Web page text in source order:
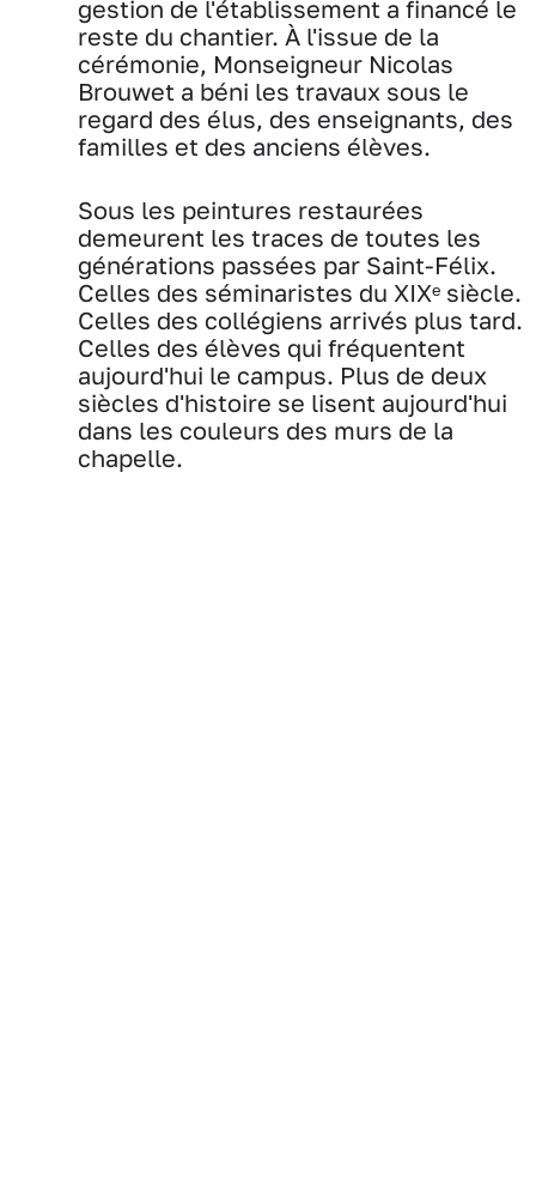
gestion de l'établissement a financé le
reste du chantier. À l'issue de la
cérémonie, Monseigneur Nicolas
Brouwet a béni les travaux sous le
regard des élus, des enseignants, des
familles et des anciens élèves.
Sous les peintures restaurées
demeurent les traces de toutes les
générations passées par Saint-Félix.
Celles des séminaristes du XIXᵉ siècle.
Celles des collégiens arrivés plus tard.
Celles des élèves qui fréquentent
aujourd'hui le campus. Plus de deux
siècles d'histoire se lisent aujourd'hui
dans les couleurs des murs de la
chapelle.